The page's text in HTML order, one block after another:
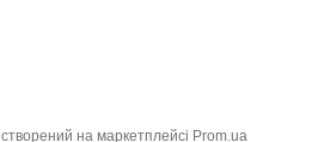
на маркетплейсі Prom.ua